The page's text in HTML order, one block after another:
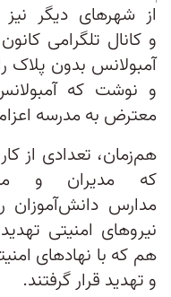
از شهرهای دیگر
و کانال تلگرامی
آمبولانس بدون پلاک
و نوشت که
معترض به مدرسه
هم‌زمان، تعدادی از
که مدیران و
مدارس دانش‌آموزان
نیروهای امنیتی
هم که با نهادهای
و تهدید قرار گرفتند.